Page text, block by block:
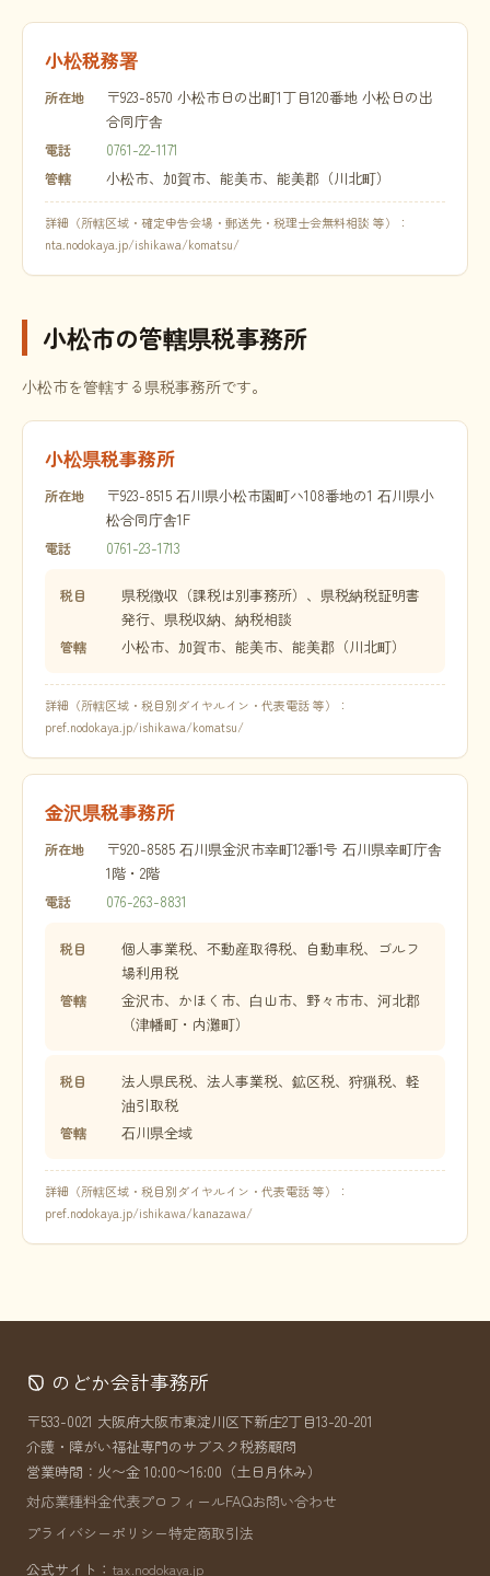
小松税務署
所在地
〒923-8570 小松市日の出町1丁目120番地 小松日の出
合同庁舎
電話 0761-22-1171
管轄 小松市、加賀市、能美市、能美郡（川北町）
詳細（所轄区域・確定申告会場・郵送先・税理士会無料相談 等）：
nta.nodokaya.jp/ishikawa/komatsu/
小松市の管轄県税事務所
小松市を管轄する県税事務所です。
小松県税事務所
所在地
〒923-8515 石川県小松市園町ハ108番地の1 石川県小
松合同庁舎1F
電話 0761-23-1713
税目
県税徴収（課税は別事務所）、県税納税証明書
発行、県税収納、納税相談
管轄 小松市、加賀市、能美市、能美郡（川北町）
詳細（所轄区域・税目別ダイヤルイン・代表電話 等）：
pref.nodokaya.jp/ishikawa/komatsu/
金沢県税事務所
所在地
〒920-8585 石川県金沢市幸町12番1号 石川県幸町庁舎
1階・2階
電話 076-263-8831
税目
個人事業税、不動産取得税、自動車税、ゴルフ
場利用税
管轄
金沢市、かほく市、白山市、野々市市、河北郡
（津幡町・内灘町）
税目
法人県民税、法人事業税、鉱区税、狩猟税、軽
油引取税
管轄 石川県全域
詳細（所轄区域・税目別ダイヤルイン・代表電話 等）：
pref.nodokaya.jp/ishikawa/kanazawa/
のどか会計事務所
〒533-0021 大阪府大阪市東淀川区下新庄2丁目13-20-201
介護・障がい福祉専門のサブスク税務顧問
営業時間：火〜金 10:00〜16:00（土日月休み）
対応業種料金代表プロフィールFAQお問い合わせ
プライバシーポリシー特定商取引法
公式サイト： tax.nodokaya.jp